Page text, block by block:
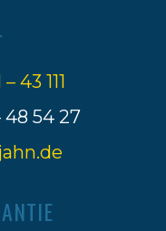
43 111
48 54 27